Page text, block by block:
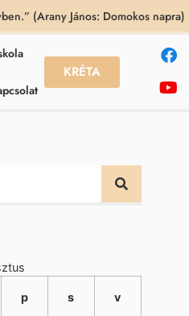
(Arany János: Domokos napra)
KRÉTA
p s v